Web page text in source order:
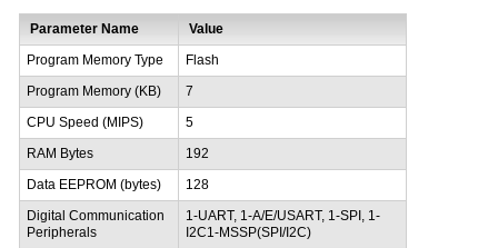
Parameter Name
Value
Program Memory Type
Flash
Program Memory (KB)
7
CPU Speed (MIPS)
5
RAM Bytes
192
Data EEPROM (bytes)
128
Digital Communication
Peripherals
1-UART, 1-A/E/USART, 1-SPI, 1-
I2C1-MSSP(SPI/I2C)